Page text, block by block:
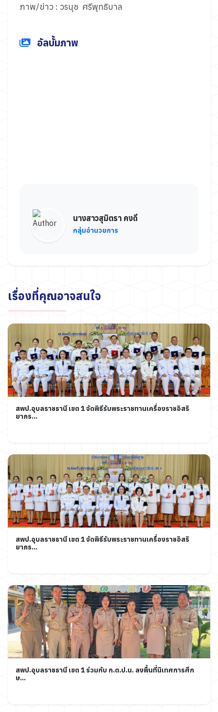
ภาพ/ข่าว : วรนุช ศรีพุทธิบาล
อัลบั้มภาพ
นางสาวสุมิตรา คงดี
กลุ่มอำนวยการ
เรื่องที่คุณอาจสนใจ
สพป.อุบลราชธานี เขต 1 จัดพิธีรับพระราชทานเครื่องราชอิสริ
ยาภร...
สพป.อุบลราชธานี เขต 1 จัดพิธีรับพระราชทานเครื่องราชอิสริ
ยาภร...
สพป.อุบลราชธานี เขต 1 ร่วมกับ ก.ต.ป.น. ลงพื้นที่นิเทศการศึก
ษ...